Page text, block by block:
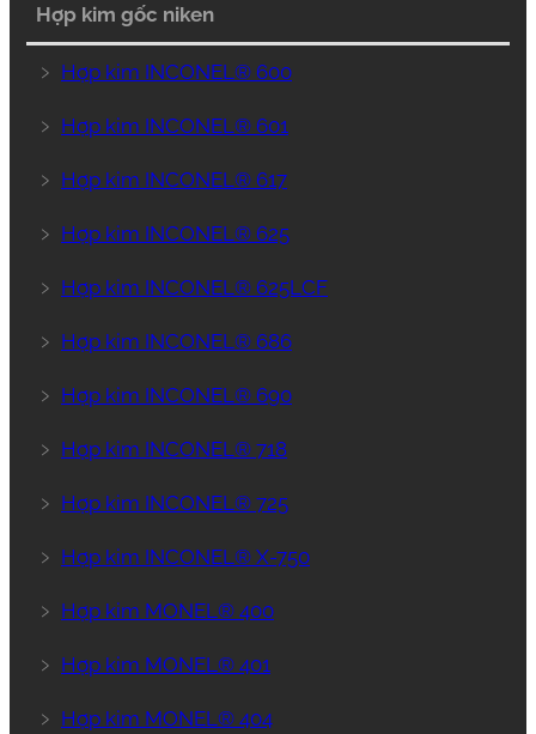
Hợp kim gốc niken
﹥ Hợp kim INCONEL® 600
﹥ Hợp kim INCONEL® 601
﹥ Hợp kim INCONEL® 617
﹥ Hợp kim INCONEL® 625
﹥ Hợp kim INCONEL® 625LCF
﹥ Hợp kim INCONEL® 686
﹥ Hợp kim INCONEL® 690
﹥ Hợp kim INCONEL® 718
﹥ Hợp kim INCONEL® 725
﹥ Hợp kim INCONEL® X-750
﹥ Hợp kim MONEL® 400
﹥ Hợp kim MONEL® 401
﹥ Hợp kim MONEL® 404